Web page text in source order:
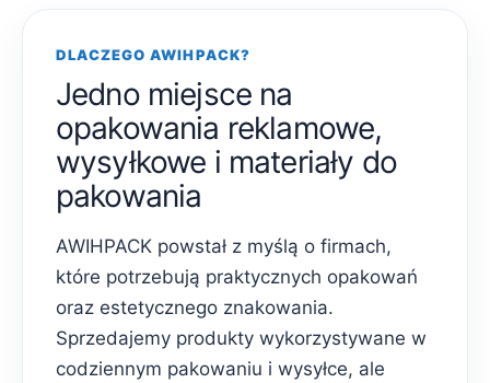
DLACZEGO AWIHPACK?
Jedno miejsce na
opakowania reklamowe,
wysyłkowe i materiały do
pakowania
AWIHPACK powstał z myślą o firmach,
które potrzebują praktycznych opakowań
oraz estetycznego znakowania.
Sprzedajemy produkty wykorzystywane w
codziennym pakowaniu i wysyłce, ale